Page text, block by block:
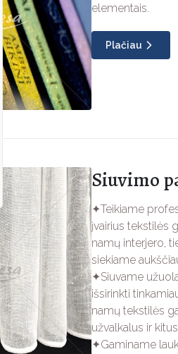
elementais.
Plačiau
Siuvimo
✦Teikiame
įvairius tekstilės
namų interjero,
siekiame
✦Siuvame
išsirinkti
namų tekstilės
užvalkalus ir
✦Gaminame